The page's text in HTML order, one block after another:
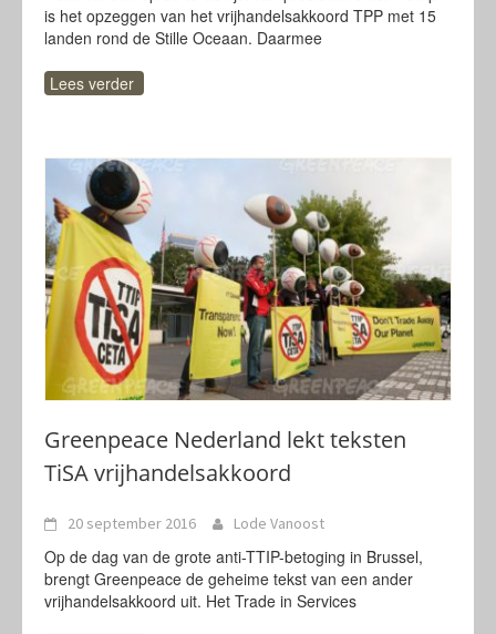
is het opzeggen van het vrijhandelsakkoord TPP met 15
landen rond de Stille Oceaan. Daarmee
Lees verder
Greenpeace Nederland lekt teksten
TiSA vrijhandelsakkoord
20 september 2016 Lode Vanoost
Op de dag van de grote anti-TTIP-betoging in Brussel,
brengt Greenpeace de geheime tekst van een ander
vrijhandelsakkoord uit. Het Trade in Services